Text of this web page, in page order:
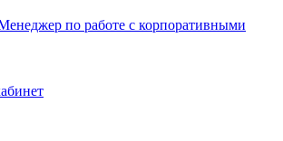
по работе с корпоративными